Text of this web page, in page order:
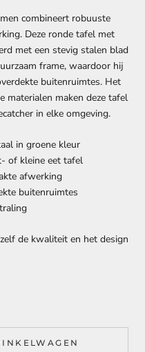
combineert robuuste
Deze ronde tafel met
met een stevig stalen blad
frame, waardoor hij
buitenruimtes. Het
materialen maken deze tafel
in elke omgeving.
in groene kleur
of kleine eet tafel
afwerking
buitenruimtes
de kwaliteit en het design